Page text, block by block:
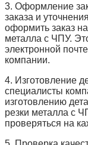
3. Оформление
заказа и
оформить заказ
металла с ЧПУ.
электронной
компании.
4. Изготовление
специалисты
изготовлению
резки металла с
проверяться на